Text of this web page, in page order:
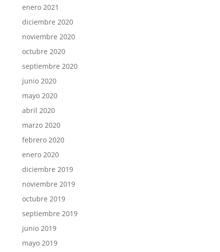
enero 2021
diciembre 2020
noviembre 2020
octubre 2020
septiembre 2020
junio 2020
mayo 2020
abril 2020
marzo 2020
febrero 2020
enero 2020
diciembre 2019
noviembre 2019
octubre 2019
septiembre 2019
junio 2019
mayo 2019